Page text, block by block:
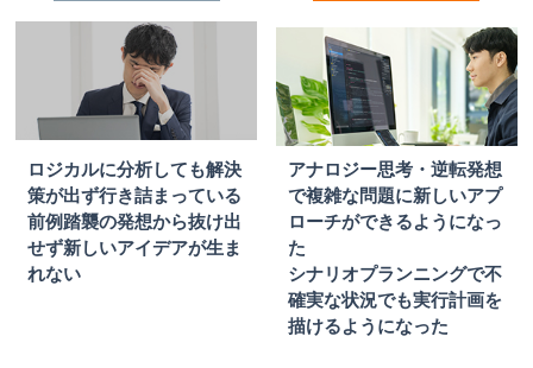
ロジカルに分析しても解決
策が出ず行き詰まっている
前例踏襲の発想から抜け出
せず新しいアイデアが生ま
れない
アナロジー思考・逆転発想
で複雑な問題に新しいアプ
ローチができるようになっ
た
シナリオプランニングで不
確実な状況でも実行計画を
描けるようになった